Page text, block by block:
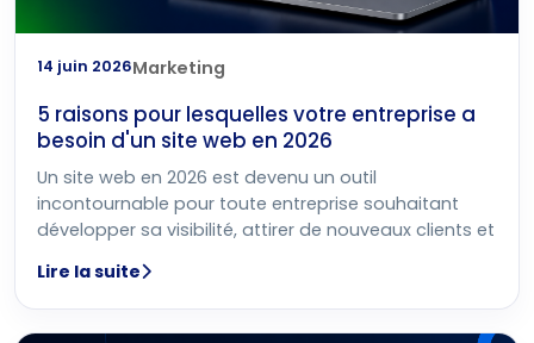
14 juin 2026Marketing
5 raisons pour lesquelles votre entreprise a
besoin d'un site web en 2026
Un site web en 2026 est devenu un outil
incontournable pour toute entreprise souhaitant
développer sa visibilité, attirer de nouveaux clients et
Lire la suite